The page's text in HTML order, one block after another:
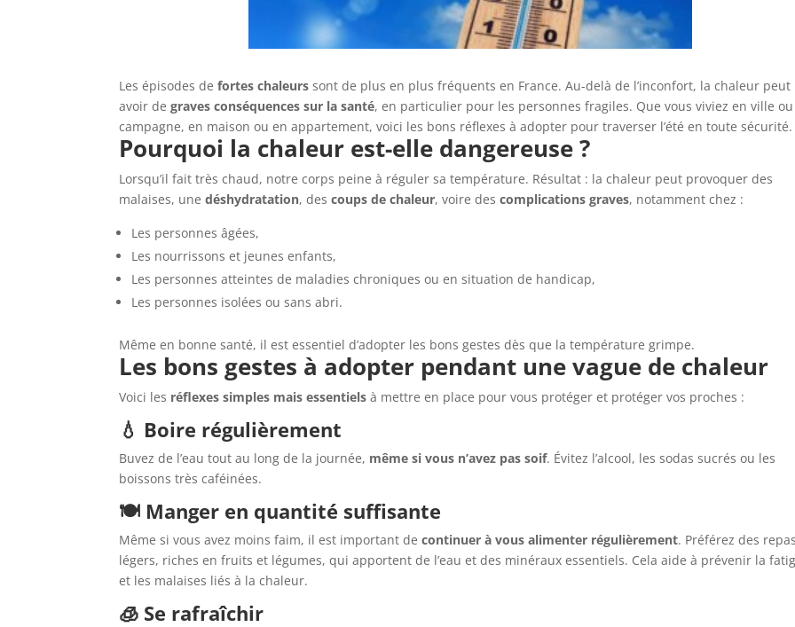
Les épisodes defortes chaleurs sont de plus en plus fréquents en France. Au-delà de l’inconfort, la chaleur peut
avoir degraves conséquences sur la santé, en particulier pour les personnes fragiles. Que vous viviez en ville
campagne, en maison ou en appartement, voici les bons réflexes à adopter pour traverser l’été en toute sécurité.
Pourquoi la chaleur est-elle dangereuse ?
Lorsqu’il fait très chaud, notre corps peine à réguler sa température. Résultat : la chaleur peut provoquer des
malaises, unedéshydratation, descoups de chaleur, voire descomplications graves, notamment chez :
Les personnes âgées,
Les nourrissons et jeunes enfants,
Les personnes atteintes de maladies chroniques ou en situation de handicap,
Les personnes isolées ou sans abri.
Même en bonne santé, il est essentiel d’adopter les bons gestes dès que la température grimpe.
Les bons gestes à adopter pendant une vague de chaleur
Voici les réflexes simples mais essentiels à mettre en place pour vous protéger et protéger vos proches :
💧 Boire régulièrement
Buvez de l’eau tout au long de la journée, même si vous n’avez pas soif. Évitez l’alcool, les sodas sucrés ou les
boissons très caféinées.
🍽 Manger en quantité suffisante
Même si vous avez moins faim, il est important decontinuer à vous alimenter régulièrement. Préférez des
légers, riches en fruits et légumes, qui apportent de l’eau et des minéraux essentiels. Cela aide à prévenir la
et les malaises liés à la chaleur.
🧊 Se rafraîchir